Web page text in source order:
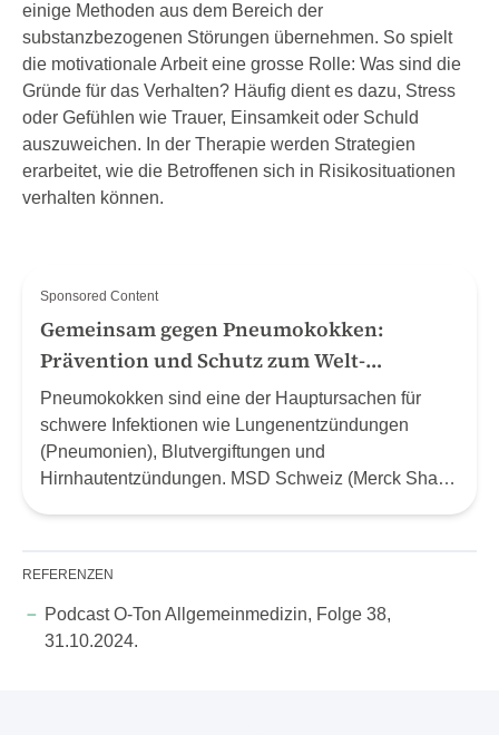
einige Methoden aus dem Bereich der
substanzbezogenen Störungen übernehmen. So spielt
die motivationale Arbeit eine grosse Rolle: Was sind die
Gründe für das Verhalten? Häufig dient es dazu, Stress
oder Gefühlen wie Trauer, Einsamkeit oder Schuld
auszuweichen. In der Therapie werden Strategien
erarbeitet, wie die Betroffenen sich in Risikosituationen
verhalten können.
Sponsored Content
Gemeinsam gegen Pneumokokken:
Prävention und Schutz zum Welt-
Pneumonie-Tag (12.11.24)
Pneumokokken sind eine der Hauptursachen für
schwere Infektionen wie Lungenentzündungen
(Pneumonien), Blutvergiftungen und
Hirnhautentzündungen. MSD Schweiz (Merck Sharp
von Präventionsmassnahmen aufmerksam zu
machen.
REFERENZEN
Podcast O-Ton Allgemeinmedizin, Folge 38,
31.10.2024.